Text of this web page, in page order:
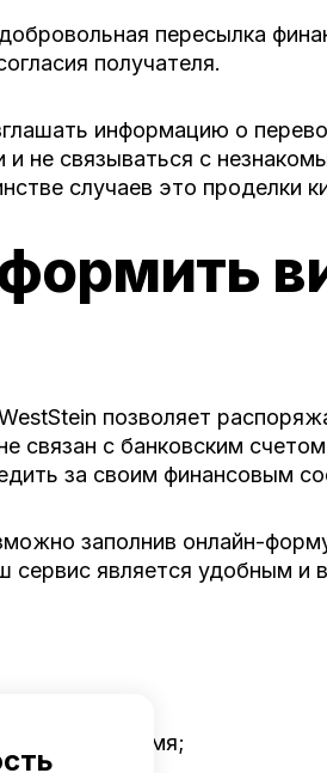
пересылка
получателя.
информацию о
не связываться с
случаев это проделки
позволяет
связан с банковским
за своим финансовым
заполнив онлайн-
сервис является удобным
в любое время;